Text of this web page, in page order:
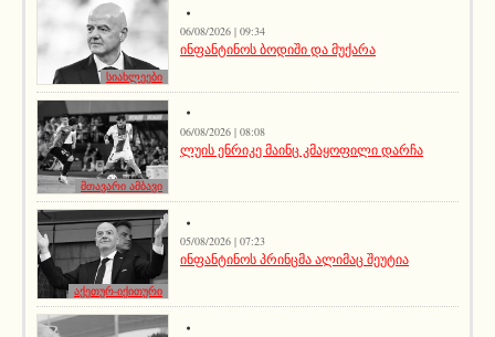
სიახლეები
06/08/2026 | 09:34
ინფანტინოს ბოდიში და მუქარა
მთავარი ამბავი
06/08/2026 | 08:08
ლუის ენრიკე მაინც კმაყოფილი დარჩა
აქეთურ-იქითური
05/08/2026 | 07:23
ინფანტინოს პრინცმა ალიმაც შეუტია